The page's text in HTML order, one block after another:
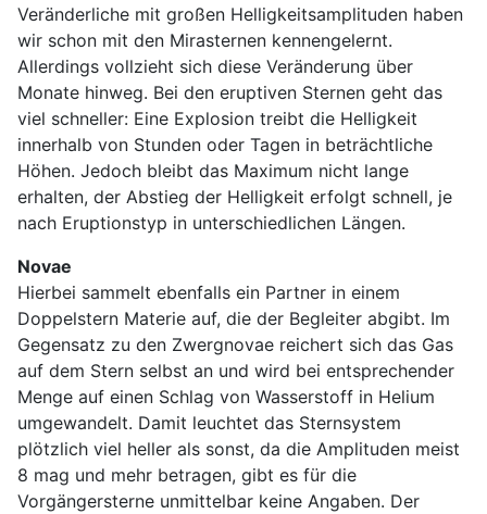
Veränderliche mit großen Helligkeitsamplituden haben
wir schon mit den Mirasternen kennengelernt.
Allerdings vollzieht sich diese Veränderung über
Monate hinweg. Bei den eruptiven Sternen geht das
viel schneller: Eine Explosion treibt die Helligkeit
innerhalb von Stunden oder Tagen in beträchtliche
Höhen. Jedoch bleibt das Maximum nicht lange
erhalten, der Abstieg der Helligkeit erfolgt schnell, je
nach Eruptionstyp in unterschiedlichen Längen.
Novae
Hierbei sammelt ebenfalls ein Partner in einem
Doppelstern Materie auf, die der Begleiter abgibt. Im
Gegensatz zu den Zwergnovae reichert sich das Gas
auf dem Stern selbst an und wird bei entsprechender
Menge auf einen Schlag von Wasserstoff in Helium
umgewandelt. Damit leuchtet das Sternsystem
plötzlich viel heller als sonst, da die Amplituden meist
8 mag und mehr betragen, gibt es für die
Vorgängersterne unmittelbar keine Angaben. Der